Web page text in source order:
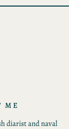
ME
diarist and naval